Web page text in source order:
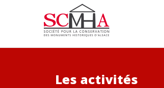
Les activités